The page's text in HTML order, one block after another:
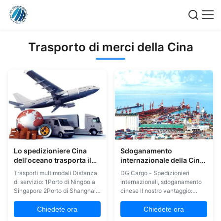
Trasporto di merci della Cina
Lo spedizioniere Cina
dell'oceano trasporta il
trasporto Qingdao
Ningbo a mondiale
Trasporti multimodali Distanza
di servizio: 1Porto di Ningbo a
Singapore 2Porto di Shanghai a
l'Indonesia. 4- Porto di Qingdao
per la Russia. Perche' ha scelto
Chiedete ora
Sdoganamento
internazionale della Cina
dello spedizioniere del
carico della DG
DG Cargo - Spedizionieri
internazionali, sdoganamento
cinese Il nostro vantaggio:
trasporto di merci sensibili
2Tempo di trasporto più breve e
Chiedete ora